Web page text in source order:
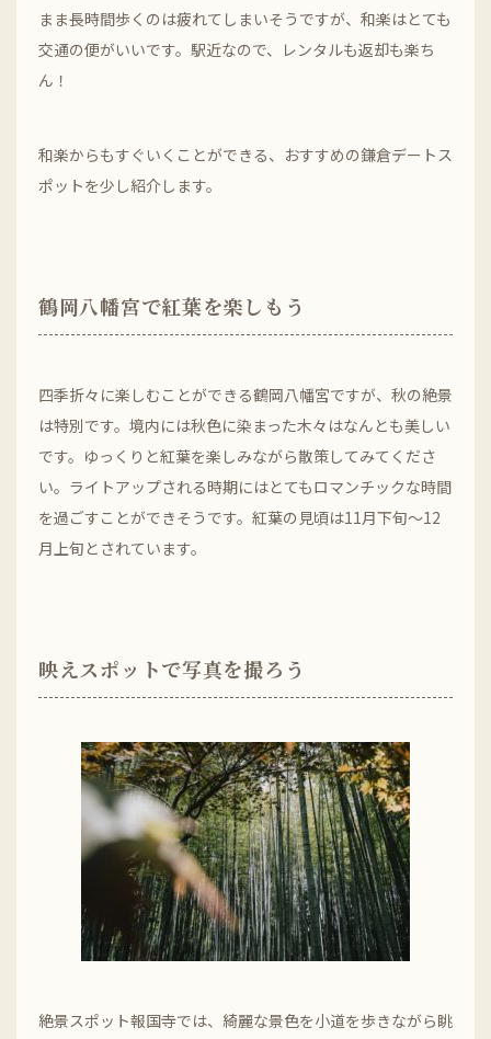
まま長時間歩くのは疲れてしまいそうですが、和楽はとても
交通の便がいいです。駅近なので、レンタルも返却も楽ち
ん！
和楽からもすぐいくことができる、おすすめの鎌倉デートス
ポットを少し紹介します。
鶴岡八幡宮で紅葉を楽しもう
四季折々に楽しむことができる鶴岡八幡宮ですが、秋の絶景
は特別です。境内には秋色に染まった木々はなんとも美しい
です。ゆっくりと紅葉を楽しみながら散策してみてくださ
い。ライトアップされる時期にはとてもロマンチックな時間
を過ごすことができそうです。紅葉の見頃は11月下旬～12
月上旬とされています。
映えスポットで写真を撮ろう
絶景スポット報国寺では、綺麗な景色を小道を歩きながら眺